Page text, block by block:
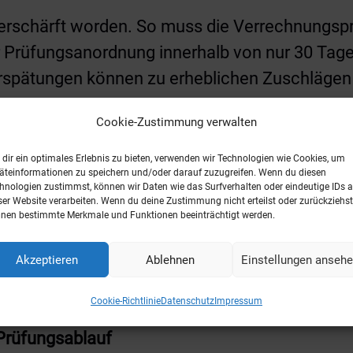
Cookie-Zustimmung verwalten
dir ein optimales Erlebnis zu bieten, verwenden wir Technologien wie Cookies, um
zu speichern und/oder darauf zuzugreifen. Wenn du diesen
zustimmst, können wir Daten wie das Surfverhalten oder eindeutige IDs
Website verarbeiten. Wenn du deine Zustimmung nicht erteilst oder
bestimmte Merkmale und Funktionen beeinträchtigt werden.
Akzeptieren Ablehnen Einstellungen
Cookie-RichtlinieDatenschutzImpressum
worden. So muss die
innerhalb von nur 30
können zu erheblichen
und verbindliche Zusage
einen Teilabschlussbescheid zu
macht. Dabei können einzelne,
Einspruch gegen einen solchen Bescheid
Ergänzend regelt § 204 Abs. 2 AO
Zusage für zukünftige Sachverhalte
erlangen.